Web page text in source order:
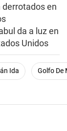
en
da a luz en
Unidos
Ida Golfo De